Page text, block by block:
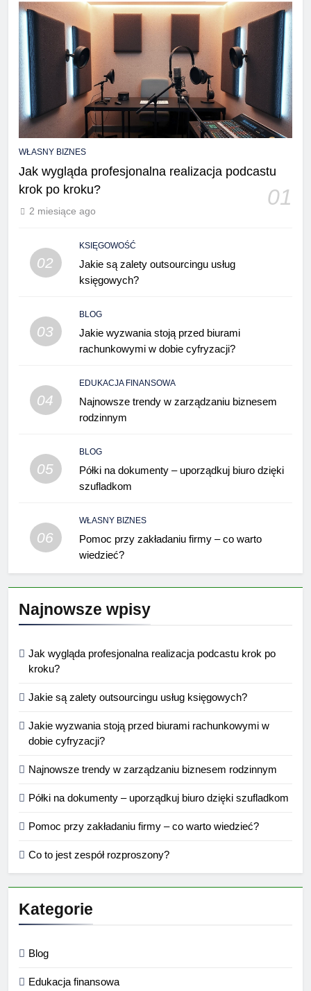
WŁASNY BIZNES
Jak wygląda profesjonalna realizacja podcastu
krok po kroku?
01
2 miesiące ago
02
KSIĘGOWOŚĆ
Jakie są zalety outsourcingu usług
księgowych?
03
BLOG
Jakie wyzwania stoją przed biurami
rachunkowymi w dobie cyfryzacji?
04
EDUKACJA FINANSOWA
Najnowsze trendy w zarządzaniu biznesem
rodzinnym
05
BLOG
Półki na dokumenty – uporządkuj biuro dzięki
szufladkom
06
WŁASNY BIZNES
Pomoc przy zakładaniu firmy – co warto
wiedzieć?
Najnowsze wpisy
Jak wygląda profesjonalna realizacja podcastu krok po
kroku?
Jakie są zalety outsourcingu usług księgowych?
Jakie wyzwania stoją przed biurami rachunkowymi w
dobie cyfryzacji?
Najnowsze trendy w zarządzaniu biznesem rodzinnym
Półki na dokumenty – uporządkuj biuro dzięki szufladkom
Pomoc przy zakładaniu firmy – co warto wiedzieć?
Co to jest zespół rozproszony?
Kategorie
Blog
Edukacja finansowa